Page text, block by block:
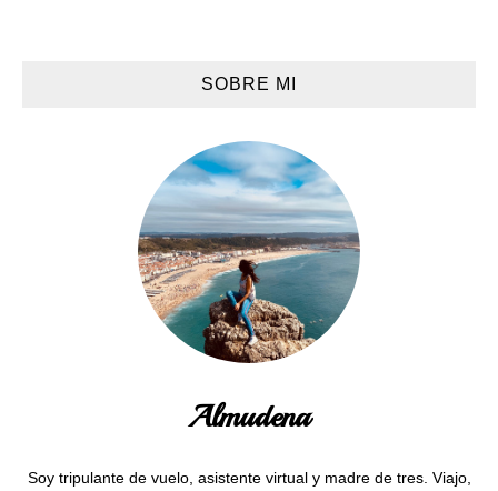
SOBRE MI
Almudena
Soy tripulante de vuelo, asistente virtual y madre de tres. Viajo,